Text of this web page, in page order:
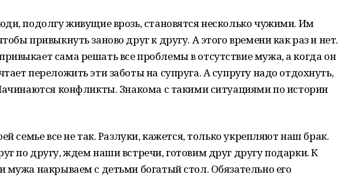
подолгу живущие врозь, становятся несколько чужими. Им
привыкнуть заново друг к другу. А этого времени как раз и нет.
сама решать все проблемы в отсутствие мужа, а когда он
переложить эти заботы на супруга. А супругу надо отдохнуть,
конфликты. Знакома с такими ситуациями по истории
семье все не так. Разлуки, кажется, только укрепляют наш брак.
по другу, ждем наши встречи, готовим друг другу подарки. К
мужа накрываем с детьми богатый стол. Обязательно его